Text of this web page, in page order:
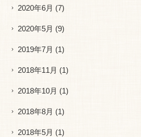
2020年6月 (7)
2020年5月 (9)
2019年7月 (1)
2018年11月 (1)
2018年10月 (1)
2018年8月 (1)
2018年5月 (1)